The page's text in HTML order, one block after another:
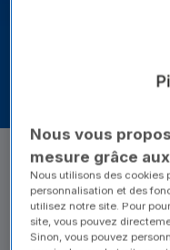
Une démarche RSE
À l'écoute
Nous vous
mesure grâce
Nous utilisons des cookies
personnalisation et des
utilisez notre site. Pour
site, vous pouvez
Sinon, vous pouvez